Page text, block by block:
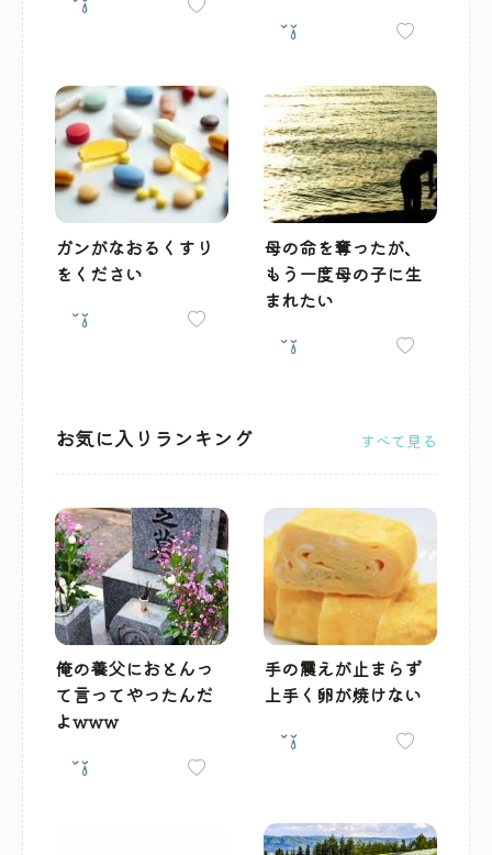
ガンがなおるくすり
をください
母の命を奪ったが、
もう一度母の子に生
まれたい
お気に入りランキング すべて見る
俺の養父におとんっ
て言ってやったんだ
よwww
手の震えが止まらず
上手く卵が焼けない